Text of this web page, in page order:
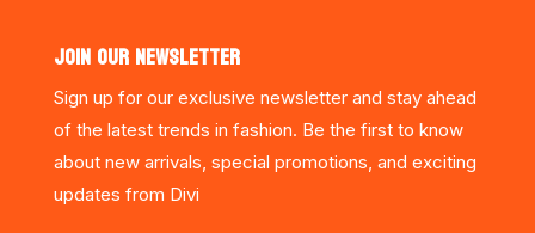
JOIN OUR NEWSLETTER
Sign up for our exclusive newsletter and stay ahead
of the latest trends in fashion. Be the first to know
about new arrivals, special promotions, and exciting
updates from Divi